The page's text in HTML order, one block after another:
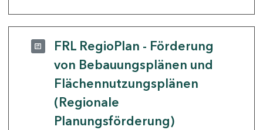
FRL RegioPlan - Förderung
von Bebauungsplänen und
Flächennutzungsplänen
(Regionale
Planungsförderung)